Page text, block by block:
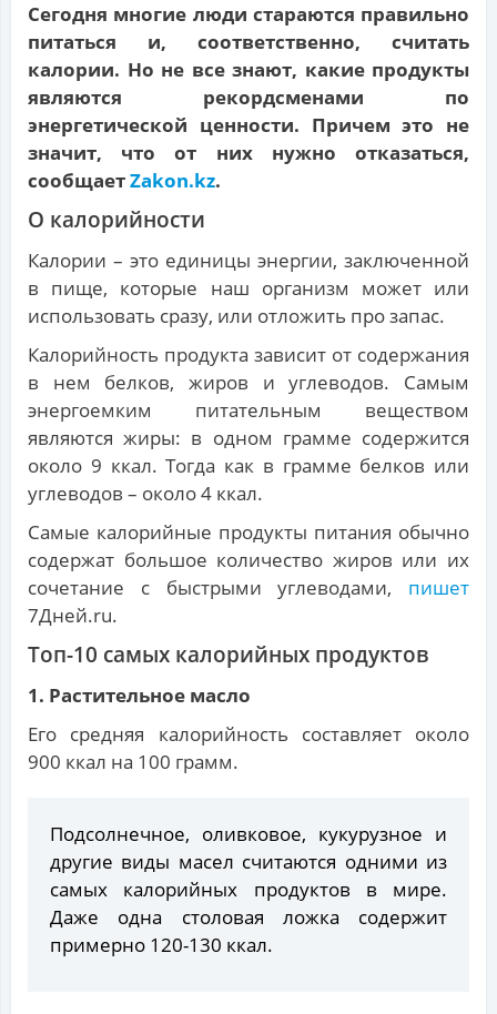
Сегодня многие люди стараются правильно
питаться и, соответственно, считать
калории. Но не все знают, какие продукты
являются рекордсменами по
энергетической ценности. Причем это не
значит, что от них нужно отказаться,
сообщаетZakon.kz.
О калорийности
Калории – это единицы энергии, заключенной
в пище, которые наш организм может или
использовать сразу, или отложить про запас.
Калорийность продукта зависит от содержания
в нем белков, жиров и углеводов. Самым
энергоемким питательным веществом
являются жиры: в одном грамме содержится
около 9 ккал. Тогда как в грамме белков или
углеводов – около 4 ккал.
Самые калорийные продукты питания обычно
содержат большое количество жиров или их
сочетание с быстрыми углеводами, пишет
7Дней.ru.
Топ-10 самых калорийных продуктов
1. Растительное масло
Его средняя калорийность составляет около
900 ккал на 100 грамм.
Подсолнечное, оливковое, кукурузное и
другие виды масел считаются одними из
самых калорийных продуктов в мире.
Даже одна столовая ложка содержит
примерно 120-130 ккал.